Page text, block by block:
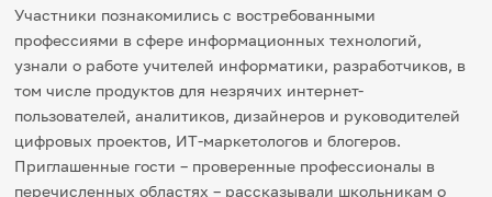
Участники познакомились с востребованными
профессиями в сфере информационных технологий,
узнали о работе учителей информатики, разработчиков, в
том числе продуктов для незрячих интернет-
пользователей, аналитиков, дизайнеров и руководителей
цифровых проектов, ИТ-маркетологов и блогеров.
Приглашенные гости – проверенные профессионалы в
перечисленных областях – рассказывали школьникам о